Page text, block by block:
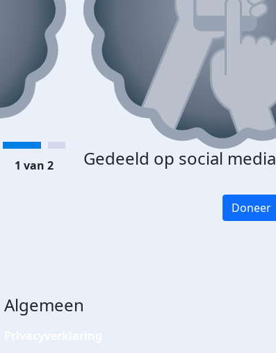
Gedeeld op social media
1 van 2
Doneer
Algemeen